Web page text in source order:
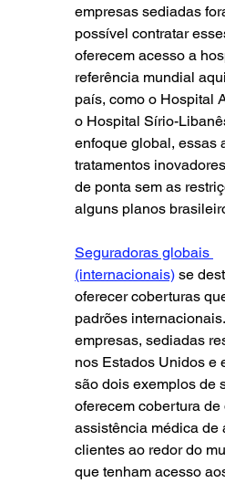
empresas sediadas
possível contratar
oferecem acesso a
referência mundial
país, como o Hospital
o Hospital Sírio-
enfoque global, essas
tratamentos
de ponta sem as
alguns planos
Seguradoras globais
(internacionais) se
oferecer coberturas
padrões
empresas, sediadas
nos Estados Unidos e
são dois exemplos de
oferecem cobertura
assistência médica de
clientes ao redor do
que tenham acesso